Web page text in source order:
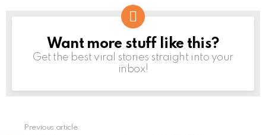
NEWSLETTER
Want more stuff like this?
Get the best viral stories straight into your
inbox!
Previous article